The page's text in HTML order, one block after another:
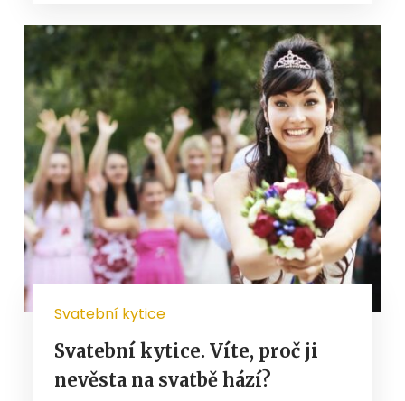
Svatební kytice
Svatební kytice. Víte, proč ji
nevěsta na svatbě hází?